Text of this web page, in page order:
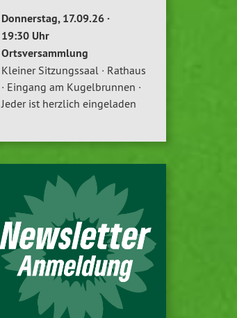
Donnerstag, 17.09.26 ·
19:30 Uhr
Ortsversammlung
Kleiner Sitzungssaal · Rathaus
· Eingang am Kugelbrunnen ·
Jeder ist herzlich eingeladen